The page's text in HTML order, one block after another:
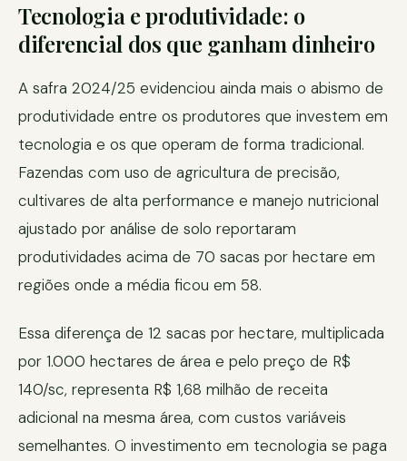
Tecnologia e produtividade: o
diferencial dos que ganham dinheiro
A safra 2024/25 evidenciou ainda mais o abismo de
produtividade entre os produtores que investem em
tecnologia e os que operam de forma tradicional.
Fazendas com uso de agricultura de precisão,
cultivares de alta performance e manejo nutricional
ajustado por análise de solo reportaram
produtividades acima de 70 sacas por hectare em
regiões onde a média ficou em 58.
Essa diferença de 12 sacas por hectare, multiplicada
por 1.000 hectares de área e pelo preço de R$
140/sc, representa R$ 1,68 milhão de receita
adicional na mesma área, com custos variáveis
semelhantes. O investimento em tecnologia se paga